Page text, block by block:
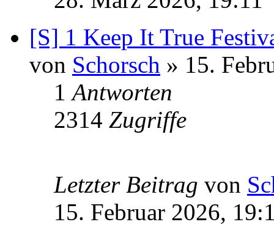
[S] 1 Keep It True
von Schorsch » 15.
1Antworten
2314 Zugriffe
Letzter Beitrag von
15. Februar 2026,